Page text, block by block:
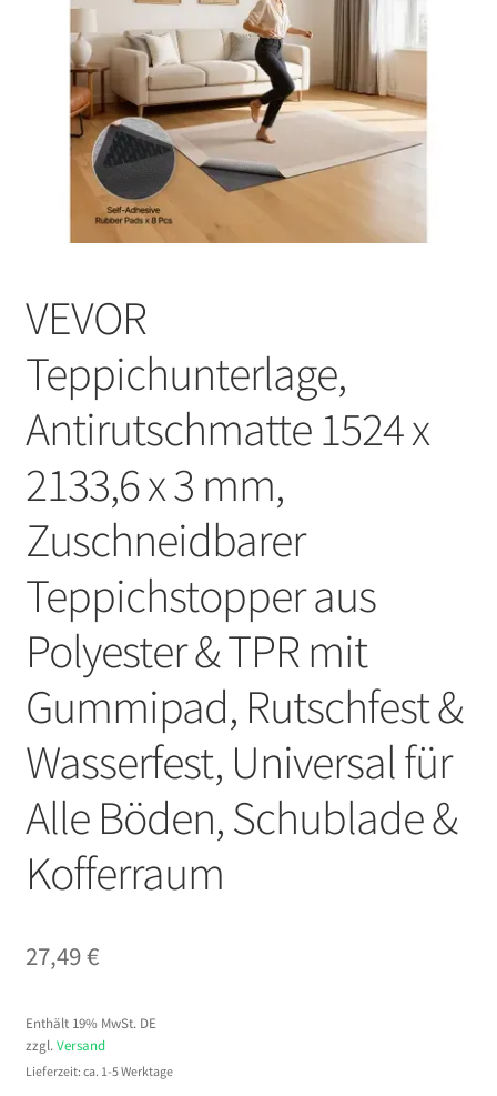
VEVOR
Teppichunterlage,
Antirutschmatte 1524 x
2133,6 x 3 mm,
Zuschneidbarer
Teppichstopper aus
Polyester & TPR mit
Gummipad, Rutschfest &
Wasserfest, Universal für
Alle Böden, Schublade &
Kofferraum
27,49€
Enthält 19% MwSt. DE
zzgl. Versand
Lieferzeit: ca. 1-5 Werktage